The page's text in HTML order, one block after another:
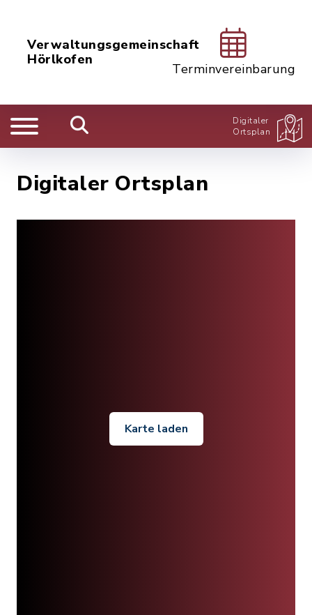
Verwaltungsgemeinschaft
Hörlkofen
Terminvereinbarung
Digitaler
Ortsplan
Digitaler Ortsplan
Karte laden